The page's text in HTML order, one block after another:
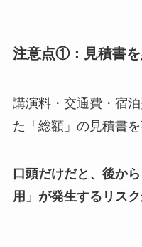
注意点①：見積書を
講演料・交通費・宿
た「総額」の見積書
口頭だけだと、後か
用」が発生するリスク